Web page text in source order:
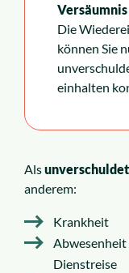
Die
können Sie
einhalten
Als
anderem:
Krankheit
Abwesenheit
Dienstreise